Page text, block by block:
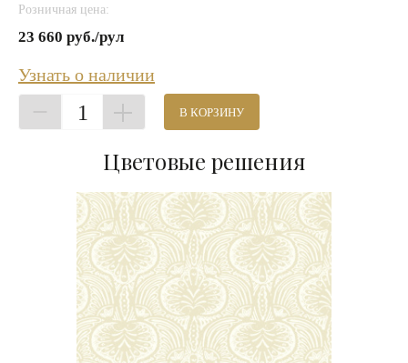
Розничная цена:
23 660 руб./рул
Узнать о наличии
1 В КОРЗИНУ
Цветовые решения